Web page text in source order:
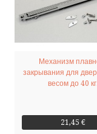
Механизм
закрывания для
весом до 40
21,45 €